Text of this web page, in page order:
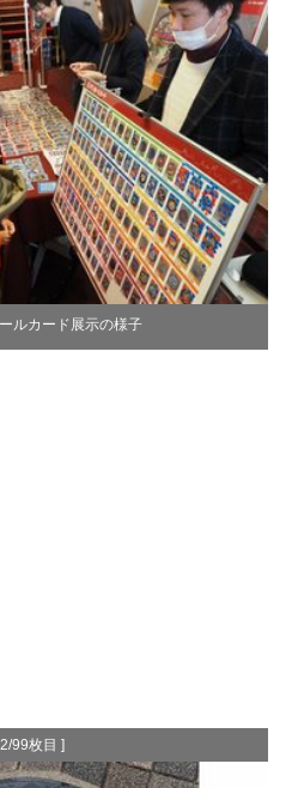
ルカード展示の様子
99枚目 ]